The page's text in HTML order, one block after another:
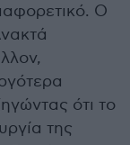
Ο
ότι το
της